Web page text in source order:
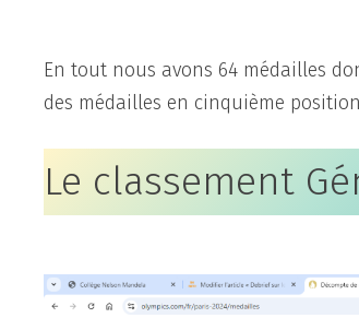
En tout nous avons 64 médailles
des médailles en cinquième
Le classement